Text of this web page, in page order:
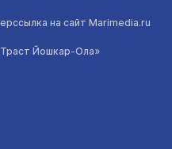
на сайт Marimedia.ru
Йошкар-Ола»